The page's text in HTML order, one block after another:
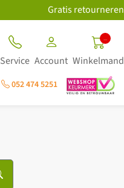
Gratis retourneren
Service Account
..
Winkelmand
052 474 5251